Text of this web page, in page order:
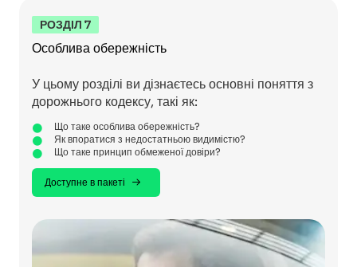
РОЗДІЛ 7
Особлива обережність
У цьому розділі ви дізнаєтесь основні поняття з
дорожнього кодексу, такі як:
Що таке особлива обережність?
Як впоратися з недостатньою видимістю?
Що таке принцип обмеженої довіри?
Доступне в пакеті